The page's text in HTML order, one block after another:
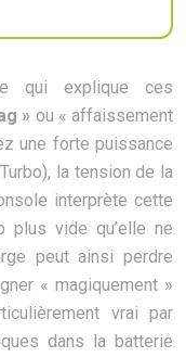
qui explique ces
» ou « affaissement
une forte puissance
la tension de la
interprète cette
plus vide qu’elle ne
peut ainsi perdre
« magiquement »
vrai par
dans la batterie